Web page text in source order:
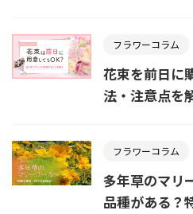
フラワーコラム
花束を前日に
法・注意点を
フラワーコラム
多年草のマリ
品種がある？